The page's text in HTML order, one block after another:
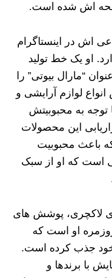
اش شده است.
اش در اینستاگرام
او یک خط تولید
“مارال بیوتی” را
لوازم آرایشی و
به محبوبیتش
این محصولات
باعث محبوبیت
است که او از سبک
لاکچری، پوشش‌ های
او است که
خود جذب کرده است.
با برندها و